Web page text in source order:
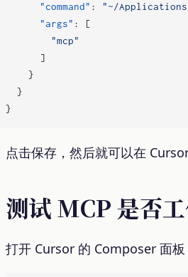
"command" : "~/
"args" :
[
"mcp"
]
}
}
}
点击保存，然后就可以在
测试 MCP 是否
打开 Cursor 的 Composer 面